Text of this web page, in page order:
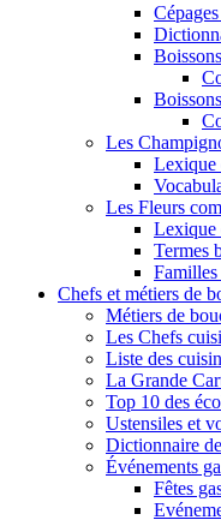
Les
Lexique
Les Fleurs
Lexique
Termes
Chefs et métiers de
Métiers de
Les Chefs
Liste des
La Grande
Top 10 des
Ustensiles et
Dictionnaire
Événements
Fêtes